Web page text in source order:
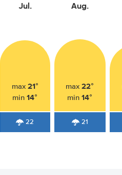
Jul.
max 21°
min14°
22
Aug.
max22°
min14°
21